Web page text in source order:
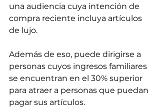
una audiencia cuya intención de
compra reciente incluya artículos
de lujo.
Además de eso, puede dirigirse a
personas cuyos ingresos familiares
se encuentran en el 30% superior
para atraer a personas que puedan
pagar sus artículos.